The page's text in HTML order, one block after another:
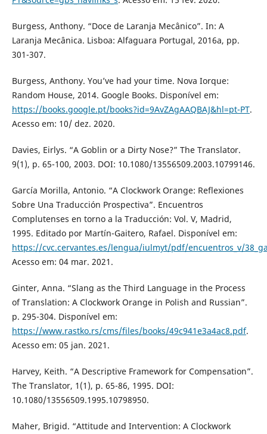
Burgess, Anthony. “Doce de Laranja Mecânico”. In: A
Laranja Mecânica. Lisboa: Alfaguara Portugal, 2016a, pp.
301-307.
Burgess, Anthony. You’ve had your time. Nova Iorque:
Random House, 2014. Google Books. Disponível em:
https://books.google.pt/books?id=9AvZAgAAQBAJ&hl=pt-PT.
Acesso em: 10/ dez. 2020.
Davies, Eirlys. “A Goblin or a Dirty Nose?” The Translator.
9(1), p. 65-100, 2003. DOI: 10.1080/13556509.2003.10799146.
García Morilla, Antonio. “A Clockwork Orange: Reflexiones
Sobre Una Traducción Prospectiva”. Encuentros
Complutenses en torno a la Traducción: Vol. V, Madrid,
1995. Editado por Martín-Gaitero, Rafael. Disponível em:
https://cvc.cervantes.es/lengua/iulmyt/pdf/encuentros_v/
Acesso em: 04 mar. 2021.
Ginter, Anna. “Slang as the Third Language in the Process
of Translation: A Clockwork Orange in Polish and Russian”.
p. 295-304. Disponível em:
https://www.rastko.rs/cms/files/books/49c941e3a4ac8.pdf.
Acesso em: 05 jan. 2021.
Harvey, Keith. “A Descriptive Framework for Compensation”.
The Translator, 1(1), p. 65-86, 1995. DOI:
10.1080/13556509.1995.10798950.
Maher, Brigid. “Attitude and Intervention: A Clockwork